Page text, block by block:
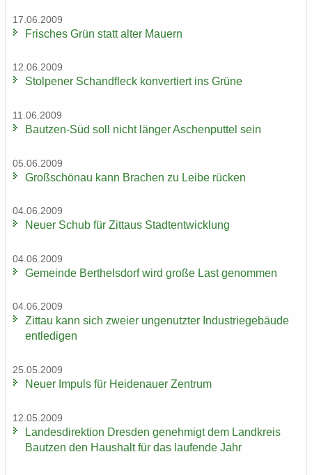
17.06.2009
Fri­sches Grün statt alter Mau­ern
12.06.2009
Stol­pe­ner Schand­fleck kon­ver­tiert ins Grüne
11.06.2009
Bautzen-​Süd soll nicht län­ger Aschen­put­tel sein
05.06.2009
Groß­schön­au kann Bra­chen zu Leibe rü­cken
04.06.2009
Neuer Schub für Zit­taus Stadt­ent­wick­lung
04.06.2009
Ge­mein­de Bert­hels­dorf wird große Last ge­nom­men
04.06.2009
Zit­tau kann sich zwei­er un­ge­nutz­ter In­dus­trie­ge­bäu­de
ent­le­di­gen
25.05.2009
Neuer Im­puls für Hei­de­nau­er Zen­trum
12.05.2009
Lan­des­di­rek­ti­on Dres­den ge­neh­migt dem Land­kreis
Baut­zen den Haus­halt für das lau­fen­de Jahr